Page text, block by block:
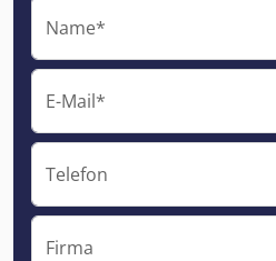
Name*
E-Mail*
Telefon
Firma